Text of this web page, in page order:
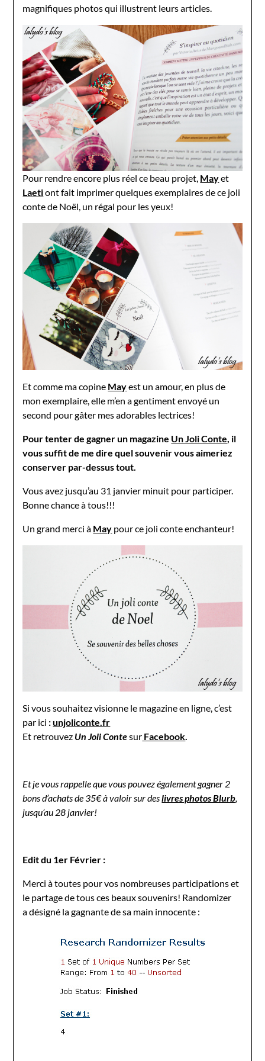
magnifiques photos qui illustrent leurs articles.
Pour rendre encore plus réel ce beau projet, Mayet
Laetiont fait imprimer quelques exemplaires de ce joli
conte de Noël, un régal pour les yeux!
Et comme ma copine Mayest un amour, en plus de
mon exemplaire, elle m’en a gentiment envoyé un
second pour gâter mes adorables lectrices!
Pour tenter de gagner un magazine Un Joli Conte , il
vous suffit de me dire quel souvenir vous aimeriez
conserver par-dessus tout.
Vous avez jusqu’au 31 janvier minuit pour participer.
Bonne chance à tous!!!
Un grand merci à May pour ce joli conte enchanteur!
Si vous souhaitez visionne le magazine en ligne, c’est
par ici :unjoliconte.fr
Et retrouvez Un Joli Contesur Facebook.
Et je vous rappelle que vous pouvez également gagner 2
bons d’achats de 35€ à valoir sur deslivres photos Blurb,
jusqu’au 28 janvier!
Edit du 1er Février :
Merci à toutes pour vos nombreuses participations et
le partage de tous ces beaux souvenirs! Randomizer
a désigné la gagnante de sa main innocente :